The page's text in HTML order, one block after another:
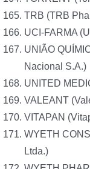
TRB (TRB
UCI-FARMA
UNIÃO
Nacional S.A.)
UNITED
VALEANT
VITAPAN
WYETH
Ltda.)